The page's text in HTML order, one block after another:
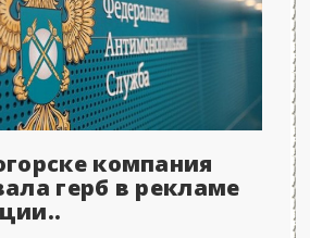
компания
герб в рекламе